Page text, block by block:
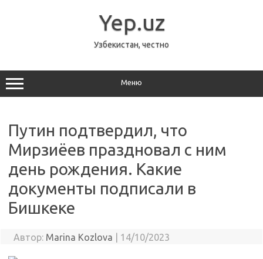
Yep.uz
Узбекистан, честно
Меню
Путин подтвердил, что
Мирзиёев праздновал с ним
день рождения. Какие
документы подписали в
Бишкеке
Автор: Marina Kozlova 14/10/2023